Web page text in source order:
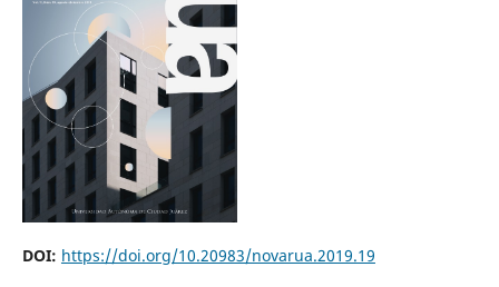
DOI: https://doi.org/10.20983/novarua.2019.19